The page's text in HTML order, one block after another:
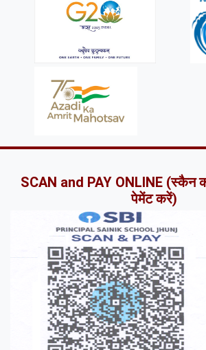
SCAN and PAY ONLINE (स्कैन
पेमेंट करें)